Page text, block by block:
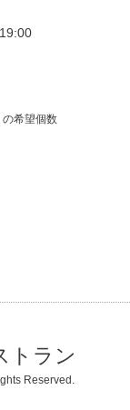
希望個数
トラン
Reserved.